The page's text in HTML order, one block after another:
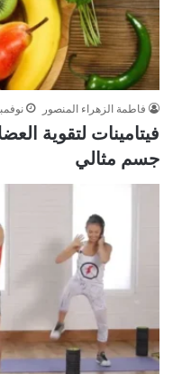
فاطمة الزهراء المنصور نوفمبر 20,
فيتامينات لتقوية
جسم مثالي